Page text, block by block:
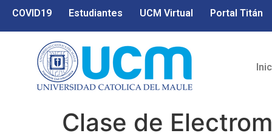
COVID19 Estudiantes UCM Virtual Portal Titán
Clase de